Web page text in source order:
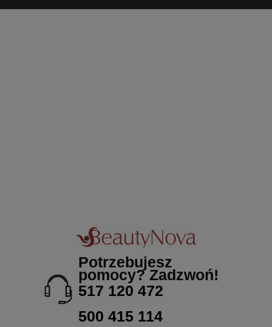
Potrzebujesz
pomocy? Zadzwoń!
517 120 472
500 415 114